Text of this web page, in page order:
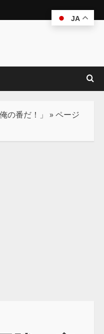
の番だ！」 »ページ
JA